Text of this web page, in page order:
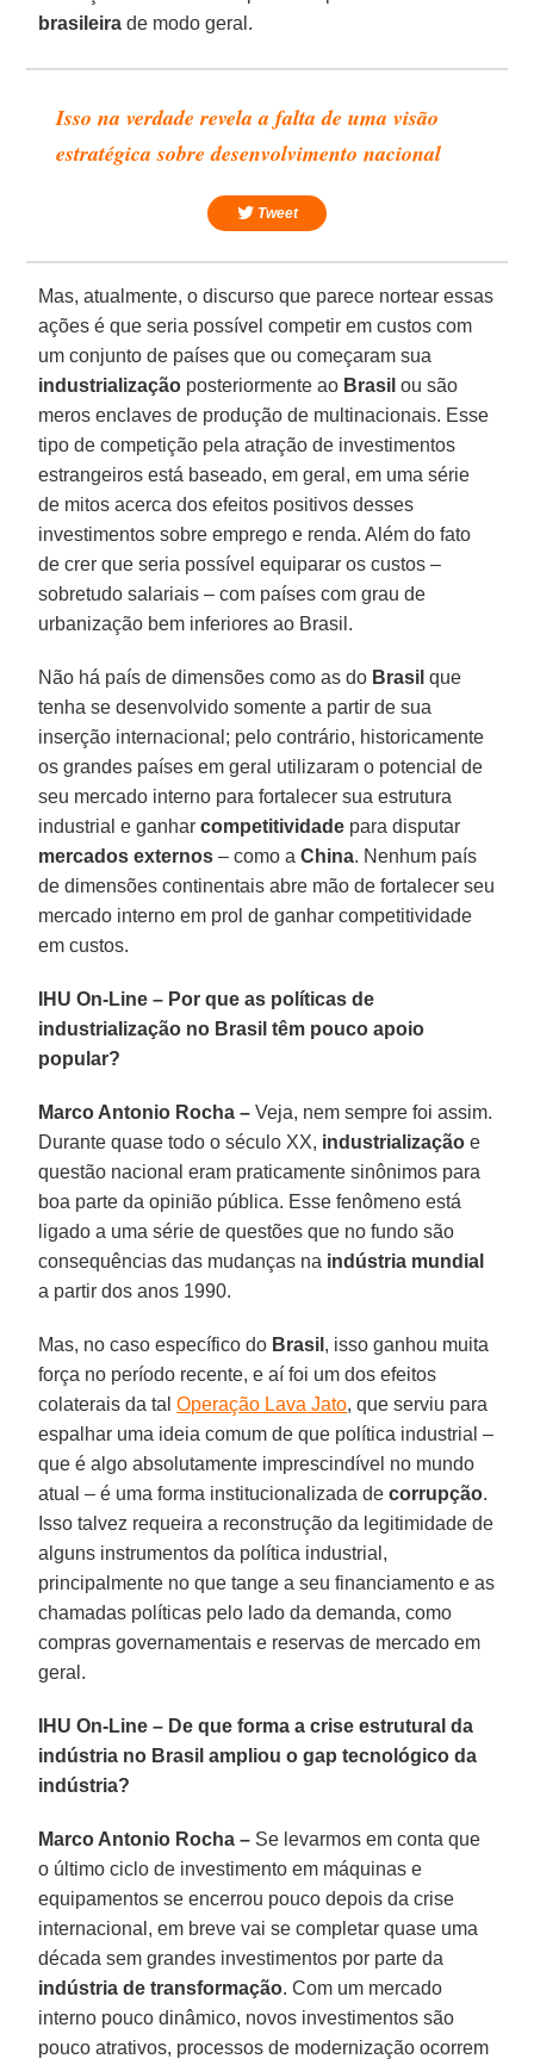
brasileira de modo geral.
Isso na verdade revela a falta de uma visão
estratégica sobre desenvolvimento nacional
Tweet
Mas, atualmente, o discurso que parece nortear essas
ações é que seria possível competir em custos com
um conjunto de países que ou começaram sua
industrialização posteriormente ao Brasil ou são
meros enclaves de produção de multinacionais. Esse
tipo de competição pela atração de investimentos
estrangeiros está baseado, em geral, em uma série
de mitos acerca dos efeitos positivos desses
investimentos sobre emprego e renda. Além do fato
de crer que seria possível equiparar os custos –
sobretudo salariais – com países com grau de
urbanização bem inferiores ao Brasil.
Não há país de dimensões como as do Brasil que
tenha se desenvolvido somente a partir de sua
inserção internacional; pelo contrário, historicamente
os grandes países em geral utilizaram o potencial de
seu mercado interno para fortalecer sua estrutura
industrial e ganharcompetitividade para disputar
mercados externos – como aChina. Nenhum país
de dimensões continentais abre mão de fortalecer seu
mercado interno em prol de ganhar competitividade
em custos.
IHU On-Line – Por que as políticas de
industrialização no Brasil têm pouco apoio
popular?
Marco Antonio Rocha – Veja, nem sempre foi assim.
Durante quase todo o século XX, industrialização e
questão nacional eram praticamente sinônimos para
boa parte da opinião pública. Esse fenômeno está
ligado a uma série de questões que no fundo são
consequências das mudanças na indústria mundial
a partir dos anos 1990.
Mas, no caso específico do Brasil , isso ganhou muita
força no período recente, e aí foi um dos efeitos
colaterais da talOperação Lava Jato, que serviu para
espalhar uma ideia comum de que política industrial –
que é algo absolutamente imprescindível no mundo
atual – é uma forma institucionalizada decorrupção.
Isso talvez requeira a reconstrução da legitimidade de
alguns instrumentos da política industrial,
principalmente no que tange a seu financiamento e as
chamadas políticas pelo lado da demanda, como
compras governamentais e reservas de mercado em
geral.
IHU On-Line – De que forma a crise estrutural da
indústria no Brasil ampliou o gap tecnológico da
indústria?
Marco Antonio Rocha – Se levarmos em conta que
o último ciclo de investimento em máquinas e
equipamentos se encerrou pouco depois da crise
internacional, em breve vai se completar quase uma
década sem grandes investimentos por parte da
indústria de transformação. Com um mercado
interno pouco dinâmico, novos investimentos são
pouco atrativos, processos de modernização ocorrem